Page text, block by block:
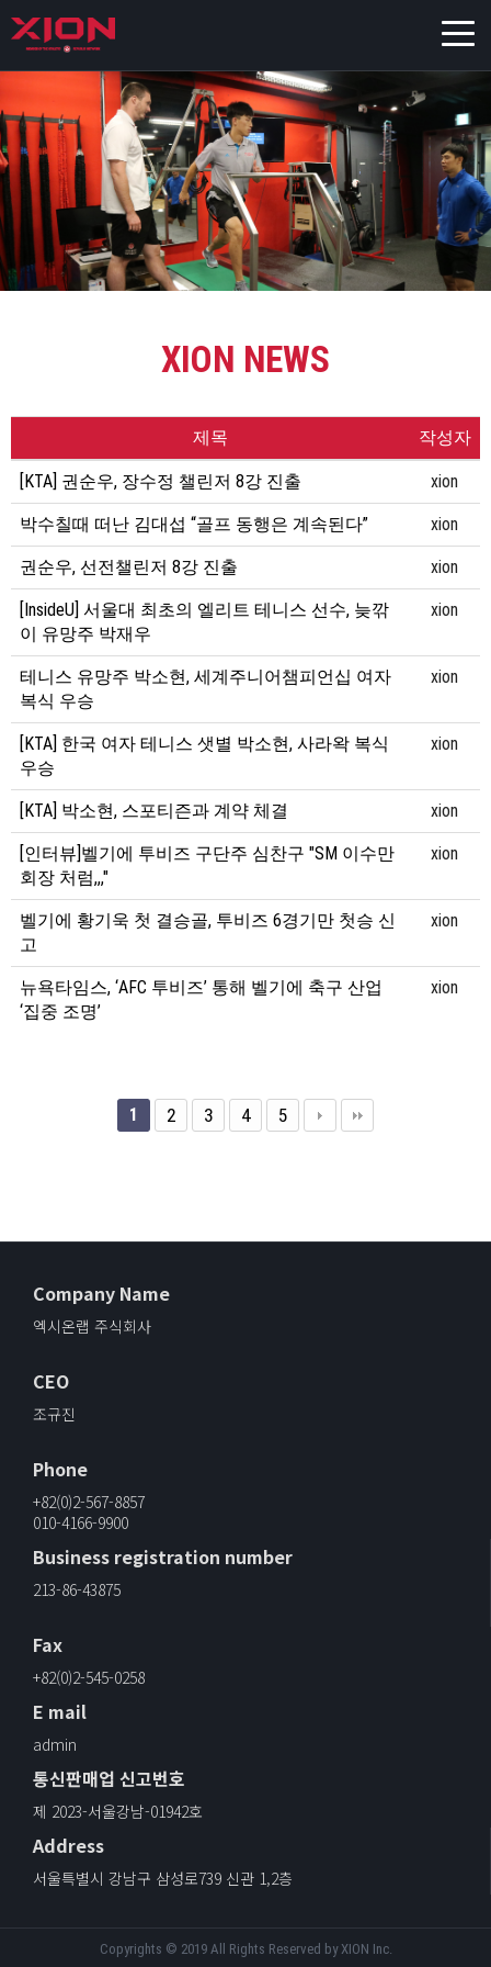
XION NEWS
제목 작성자
[KTA] 권순우, 장수정 챌린저 8강 진출 xion
박수칠때 떠난 김대섭 “골프 동행은 계속된다” xion
권순우, 선전챌린저 8강 진출 xion
[InsideU] 서울대 최초의 엘리트 테니스 선수, 늦깎
이 유망주 박재우
xion
테니스 유망주 박소현, 세계주니어챔피언십 여자
복식 우승
xion
[KTA] 한국 여자 테니스 샛별 박소현, 사라왁 복식
우승
xion
[KTA] 박소현, 스포티즌과 계약 체결 xion
[인터뷰]벨기에 투비즈 구단주 심찬구 "SM 이수만
회장 처럼,,,"
xion
벨기에 황기욱 첫 결승골, 투비즈 6경기만 첫승 신
고
xion
뉴욕타임스, ‘AFC 투비즈’ 통해 벨기에 축구 산업
‘집중 조명’
xion
1 2 3 4 5
Company Name
엑시온랩 주식회사
CEO
조규진
Phone
+82(0)2-567-8857
010-4166-9900
Business registration number
213-86-43875
Fax
+82(0)2-545-0258
E mail
admin
통신판매업 신고번호
제 2023-서울강남-01942호
Address
서울특별시 강남구 삼성로739 신관 1,2층
Copyrights © 2019 All Rights Reserved by XION Inc.